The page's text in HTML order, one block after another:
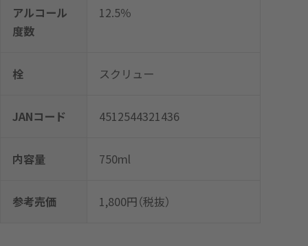
アルコール
度数
12.5％
栓 スクリュー
JANコード 4512544321436
内容量 750ml
参考売価 1,800円（税抜）